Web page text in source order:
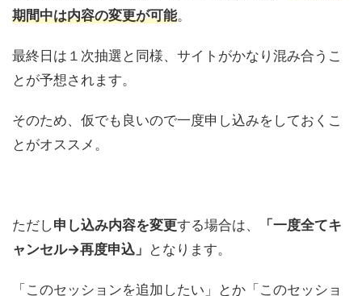
期間中は内容の変更が可能。
最終日は１次抽選と同様、サイトがかなり混み合うこ
とが予想されます。
そのため、仮でも良いので一度申し込みをしておくこ
とがオススメ。
ただし申し込み内容を変更する場合は、
「一度全てキ
ャンセル→再度申込」 となります。
「このセッションを追加したい」とか「このセッショ